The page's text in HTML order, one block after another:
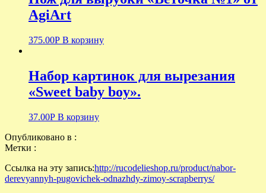
AgiArt
375.00Р В корзину
Набор картинок для вырезания
«Sweet baby boy».
37.00Р В корзину
Опубликовано в :
Метки :
Ссылка на эту запись:http://rucodelieshop.ru/product/nabor-
derevyannyh-pugovichek-odnazhdy-zimoy-scrapberrys/